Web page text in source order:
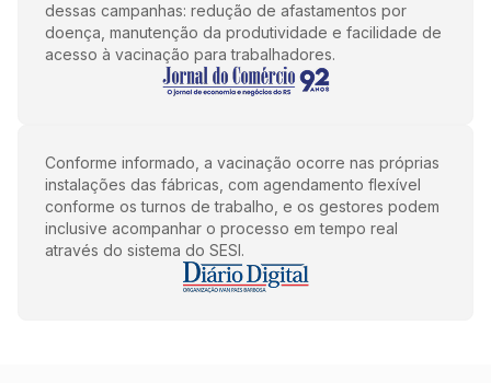
dessas campanhas: redução de afastamentos por
doença, manutenção da produtividade e facilidade de
acesso à vacinação para trabalhadores.
Conforme informado, a vacinação ocorre nas próprias
instalações das fábricas, com agendamento flexível
conforme os turnos de trabalho, e os gestores podem
inclusive acompanhar o processo em tempo real
através do sistema do SESI.